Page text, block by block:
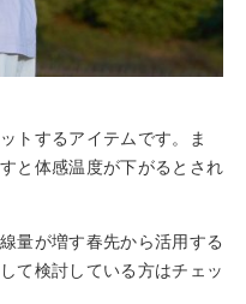
トするアイテムです。ま
と体感温度が下がるとされ
量が増す春先から活用する
て検討している方はチェッ